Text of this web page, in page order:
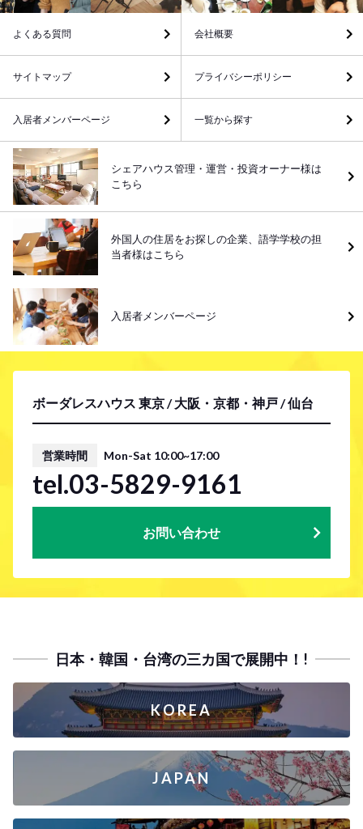
ボーダレスハウス 東京 / 大阪・京都・神戸 / 仙台
営業時間 Mon-Sat 10:00~17:00
tel.03-5829-9161
お問い合わせ
よくある質問 会社概要
サイトマップ プライバシーポリシー
入居者メンバーページ 一覧から探す
シェアハウス管理・運営・投資オーナー様は
こちら
外国人の住居をお探しの企業、語学学校の担
当者様はこちら
入居者メンバーページ
日本・韓国・台湾の三カ国で展開中！!
KOREA
JAPAN